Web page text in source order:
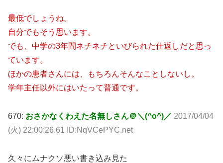
最低でしょうね。
自分でもそう思います。
でも、中学の3年間ネチネチといびられた仕返しだと思っ
ています。
ほかの患者さんには、もちろんそんなことしないし。
学年主任以外にはいたって普通です。
670: おさかなくわえた名無しさん＠＼(^o^)／ 2017/04/04
(火) 22:00:26.61 ID:NqVCePYC.net
久々にムナクソ悪い書き込み見た